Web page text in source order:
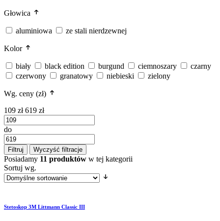
Głowica
aluminiowa ze stali nierdzewnej
Kolor
biały black edition burgund ciemnoszary
czarny
czerwony
granatowy niebieski zielony
Wg. ceny (zł)
109 zł 619 zł
do
Filtruj Wyczyść filtracje
Posiadamy 11 produktów w tej kategorii
Sortuj wg.
Stetoskop 3M Littmann Classic III